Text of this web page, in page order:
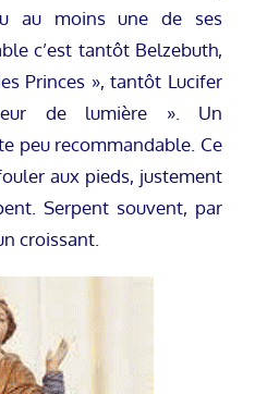
au moins une de ses
c’est tantôt Belzebuth,
Princes », tantôt Lucifer
de lumière ». Un
peu recommandable. Ce
aux pieds, justement
Serpent souvent, par
croissant.